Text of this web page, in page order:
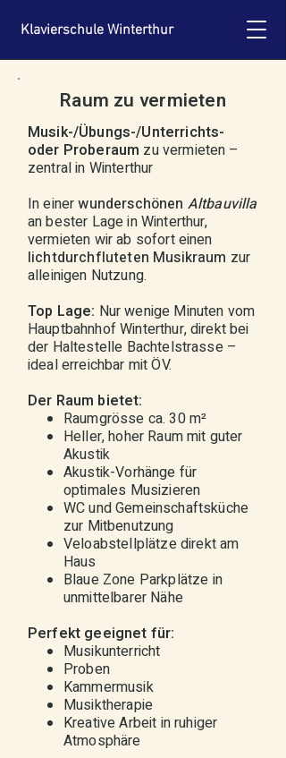
Klavierschule Winterthur
Raum zu vermieten
Musik-/Übungs-/Unterrichts-
oder Proberaum zu vermieten –
zentral in Winterthur
In einerwunderschönen Altbauvilla
an bester Lage in Winterthur,
vermieten wir ab sofort einen
lichtdurchfluteten Musikraum zur
alleinigen Nutzung.
Top Lage: Nur wenige Minuten vom
Hauptbahnhof Winterthur, direkt bei
der Haltestelle Bachtelstrasse –
ideal erreichbar mit ÖV.
Der Raum bietet:
Raumgrösse ca. 30 m²
Heller, hoher Raum mit guter
Akustik
Akustik-Vorhänge für
optimales Musizieren
WC und Gemeinschaftsküche
zur Mitbenutzung
Veloabstellplätze direkt am
Haus
Blaue Zone Parkplätze in
unmittelbarer Nähe
Perfekt geeignet für:
Musikunterricht
Proben
Kammermusik
Musiktherapie
Kreative Arbeit in ruhiger
Atmosphäre